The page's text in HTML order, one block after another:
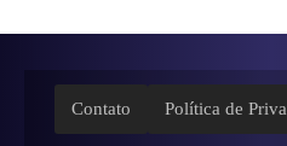
Contato Política de